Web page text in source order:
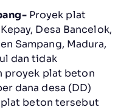
Proyek plat
Desa Bancelok,
Sampang, Madura,
dan tidak
proyek plat beton
dana desa (DD)
plat beton tersebut